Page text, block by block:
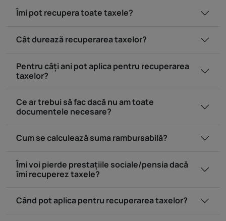
Îmi pot recupera toate taxele?
Cât durează recuperarea taxelor?
Pentru câți ani pot aplica pentru recuperarea
taxelor?
Ce ar trebui să fac dacă nu am toate
documentele necesare?
Cum se calculează suma rambursabilă?
Îmi voi pierde prestațiile sociale/pensia dacă
îmi recuperez taxele?
Când pot aplica pentru recuperarea taxelor?